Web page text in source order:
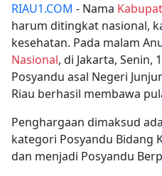
RIAU1.COM - Nama
harum ditingkat nasional,
kesehatan. Pada malam
Nasional, di Jakarta, Senin,
Posyandu asal Negeri
Riau berhasil membawa
Penghargaan dimaksud
kategori Posyandu Bidang
dan menjadi Posyandu